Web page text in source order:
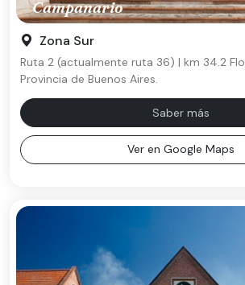
Campanario
Zona Sur
Ruta 2 (actualmente ruta 36) | km 34.2
Provincia de Buenos Aires.
Saber más
Ver en Google Maps